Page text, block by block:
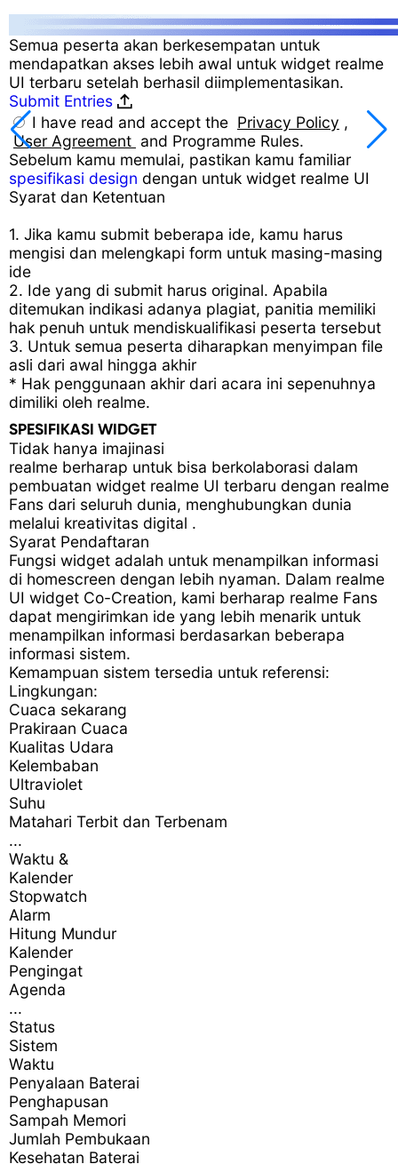
Semua peserta akan berkesempatan untuk
mendapatkan akses lebih awal untuk widget realme
UI terbaru setelah berhasil diimplementasikan.
Submit Entries
I have read and accept the Privacy Policy ,
User Agreement and Programme Rules.
Sebelum kamu memulai, pastikan kamu familiar
spesifikasi design dengan untuk widget realme UI
Syarat dan Ketentuan
1. Jika kamu submit beberapa ide, kamu harus
mengisi dan melengkapi form untuk masing-masing
ide
2. Ide yang di submit harus original. Apabila
ditemukan indikasi adanya plagiat, panitia memiliki
hak penuh untuk mendiskualifikasi peserta tersebut
3. Untuk semua peserta diharapkan menyimpan file
asli dari awal hingga akhir
* Hak penggunaan akhir dari acara ini sepenuhnya
dimiliki oleh realme.
SPESIFIKASI WIDGET
Tidak hanya imajinasi
realme berharap untuk bisa berkolaborasi dalam
pembuatan widget realme UI terbaru dengan realme
Fans dari seluruh dunia, menghubungkan dunia
melalui kreativitas digital .
Syarat Pendaftaran
Fungsi widget adalah untuk menampilkan informasi
di homescreen dengan lebih nyaman. Dalam realme
UI widget Co-Creation, kami berharap realme Fans
dapat mengirimkan ide yang lebih menarik untuk
menampilkan informasi berdasarkan beberapa
informasi sistem.
Kemampuan sistem tersedia untuk referensi:
Lingkungan:
Cuaca sekarang
Prakiraan Cuaca
Kualitas Udara
Kelembaban
Ultraviolet
Suhu
Matahari Terbit dan Terbenam
...
Waktu &
Kalender
Stopwatch
Alarm
Hitung Mundur
Kalender
Pengingat
Agenda
...
Status
Sistem
Waktu
Penyalaan Baterai
Penghapusan
Sampah Memori
Jumlah Pembukaan
Kesehatan Baterai